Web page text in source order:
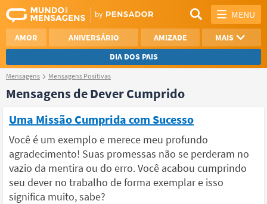
MENU
AMOR ANIVERSÁRIO AMIZADE
MAIS
DIA DOS PAIS
REFLEXÃO
AGRADECIMENTO
VER TODAS
Mensagens Mensagens Positivas
Mensagens de Dever Cumprido
Uma Missão Cumprida com Sucesso
Você é um exemplo e merece meu profundo
agradecimento! Suas promessas não se perderam no
vazio da mentira ou do erro. Você acabou cumprindo
seu dever no trabalho de forma exemplar e isso
significa muito, sabe?